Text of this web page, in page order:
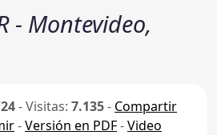
- Montevideo,
-Visitas: 7.135- Compartir
-Versión en PDF-Video